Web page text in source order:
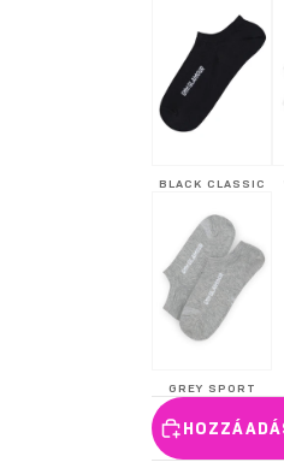
BLACK CLASSIC
GREY SPORT